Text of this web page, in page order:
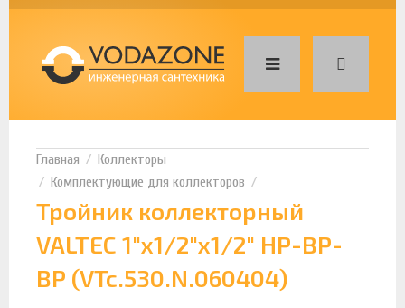
Коллекторы
Комплектующие для коллекторов
Тройник коллекторный
VALTEC 1"x1/2"x1/2" НР-ВР-
ВР (VTc.530.N.060404)